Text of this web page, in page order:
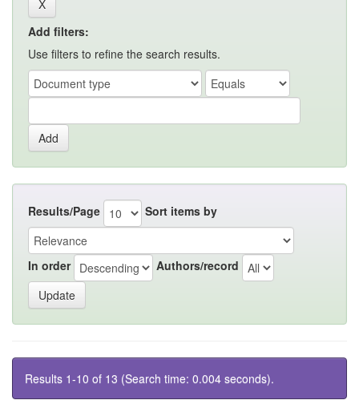
Add filters:
Use filters to refine the search results.
Results/Page Sort items by
In order Authors/record
Results 1-10 of 13 (Search time: 0.004 seconds).